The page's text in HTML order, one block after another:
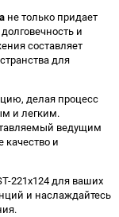
не только придает
и
составляет
для
делая процесс
и легким.
ведущим
качество и
221x124 для ваших
и наслаждайтесь